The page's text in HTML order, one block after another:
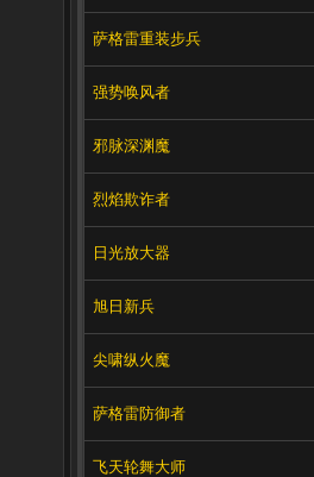
萨格雷重装步兵
强势唤风者
邪脉深渊魔
烈焰欺诈者
日光放大器
旭日新兵
尖啸纵火魔
萨格雷防御者
飞天轮舞大师